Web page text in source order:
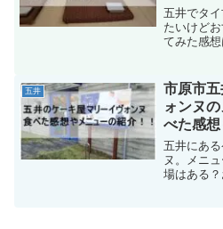
五井でタ
たいけど
てみた感
こで、こ
サージを
介や口コ
す。五井で
みたい方
五井
市原市
ォンヌ
べた感
五井にあ
ヌ。メニ
場はある